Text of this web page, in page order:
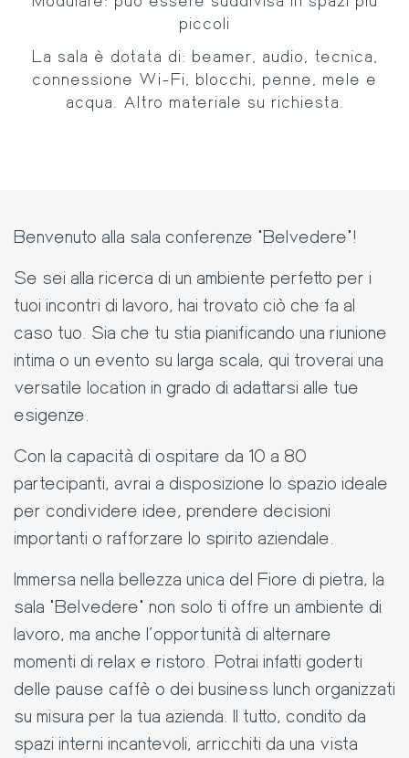
piccoli
La sala è dotata di: beamer, audio, tecnica,
connessione Wi-Fi, blocchi, penne, mele e
acqua. Altro materiale su richiesta.
Benvenuto alla sala conferenze "Belvedere"!
Se sei alla ricerca di un ambiente perfetto per i
tuoi incontri di lavoro, hai trovato ciò che fa al
caso tuo. Sia che tu stia pianificando una riunione
intima o un evento su larga scala, qui troverai una
versatile location in grado di adattarsi alle tue
esigenze.
Con la capacità di ospitare da 10 a 80
partecipanti, avrai a disposizione lo spazio ideale
per condividere idee, prendere decisioni
importanti o rafforzare lo spirito aziendale.
Immersa nella bellezza unica del Fiore di pietra, la
sala "Belvedere" non solo ti offre un ambiente di
lavoro, ma anche l'opportunità di alternare
momenti di relax e ristoro. Potrai infatti goderti
delle pause caffè o dei business lunch organizzati
su misura per la tua azienda. Il tutto, condito da
spazi interni incantevoli, arricchiti da una vista